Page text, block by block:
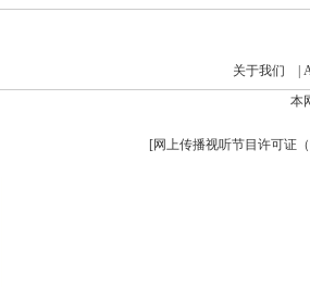
关于我们
本
[网上传播视听节目许可证（